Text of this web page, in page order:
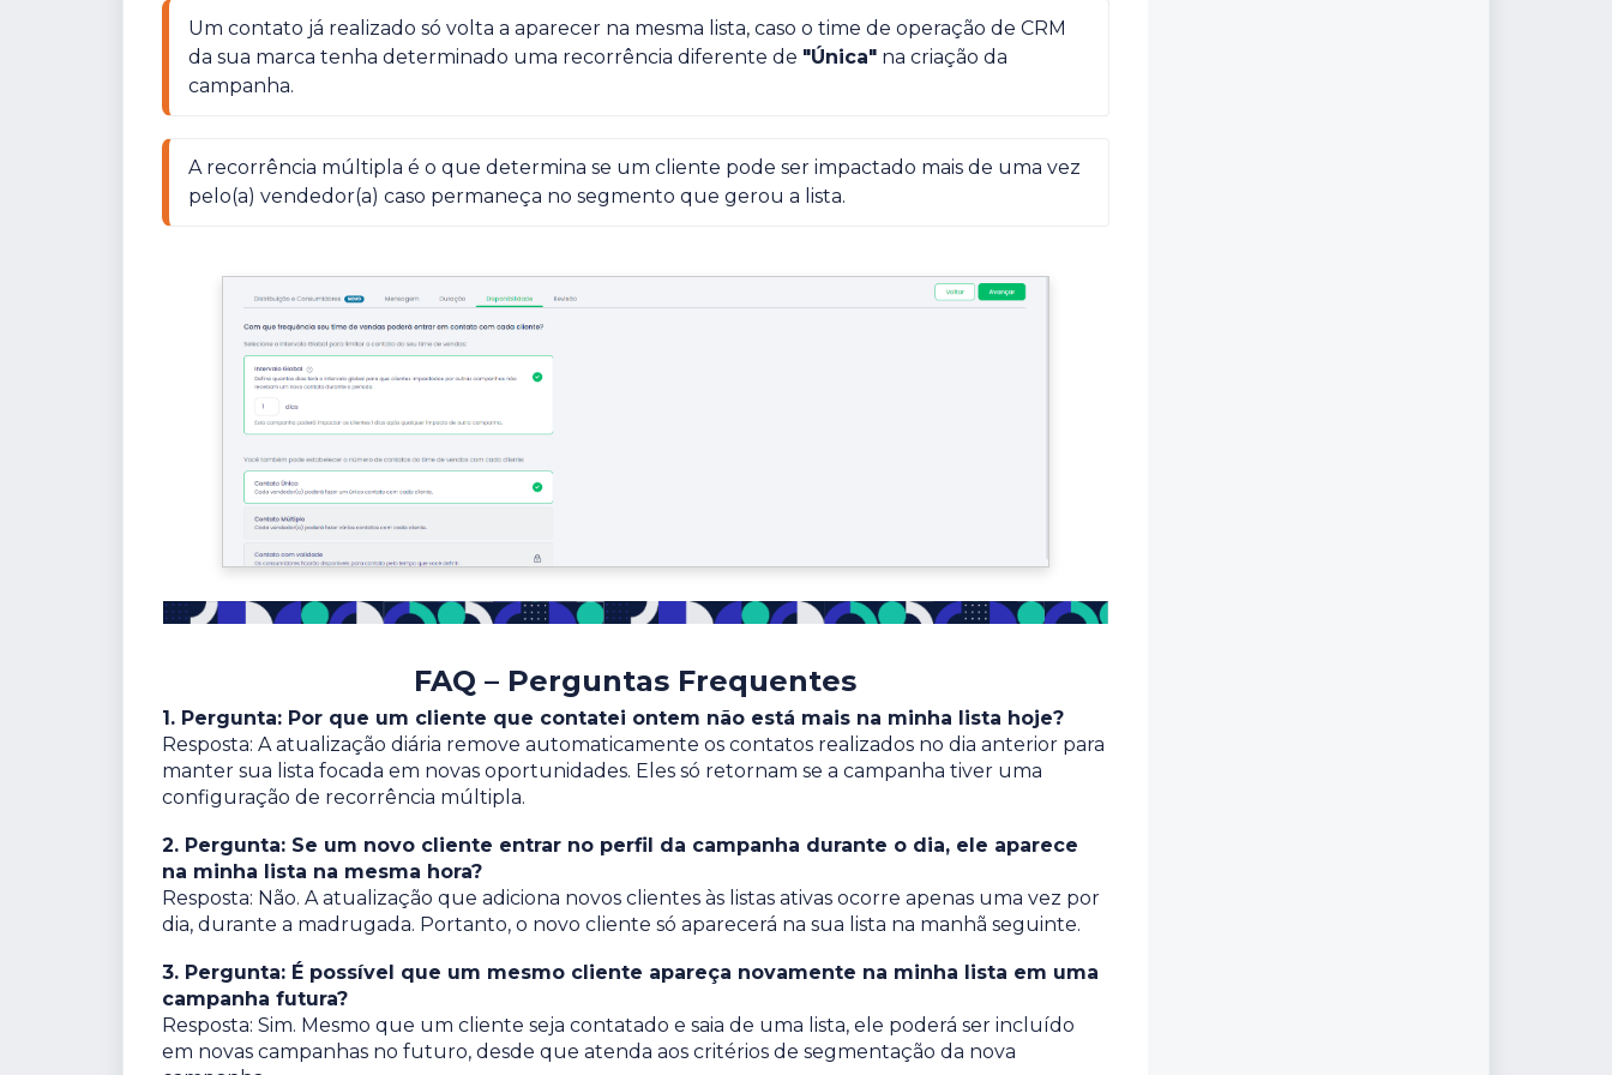
Um contato já realizado só volta a aparecer na mesma lista, caso o time de operação de CRM
da sua marca tenha determinado uma recorrência diferente de "Única" na criação da
A recorrência múltipla é o que determina se um cliente pode ser impactado mais de uma vez
pelo(a) vendedor(a) caso permaneça no segmento que gerou a lista.
FAQ – Perguntas Frequentes
1. Pergunta: Por que um cliente que contatei ontem não está mais na minha lista hoje?
Resposta: A atualização diária remove automaticamente os contatos realizados no dia anterior para
manter sua lista focada em novas oportunidades. Eles só retornam se a campanha tiver uma
configuração de recorrência múltipla.
2. Pergunta: Se um novo cliente entrar no perfil da campanha durante o dia, ele aparece
na minha lista na mesma hora?
Resposta: Não. A atualização que adiciona novos clientes às listas ativas ocorre apenas uma vez por
dia, durante a madrugada. Portanto, o novo cliente só aparecerá na sua lista na manhã seguinte.
3. Pergunta: É possível que um mesmo cliente apareça novamente na minha lista em uma
campanha futura?
Resposta: Sim. Mesmo que um cliente seja contatado e saia de uma lista, ele poderá ser incluído
em novas campanhas no futuro, desde que atenda aos critérios de segmentação da nova